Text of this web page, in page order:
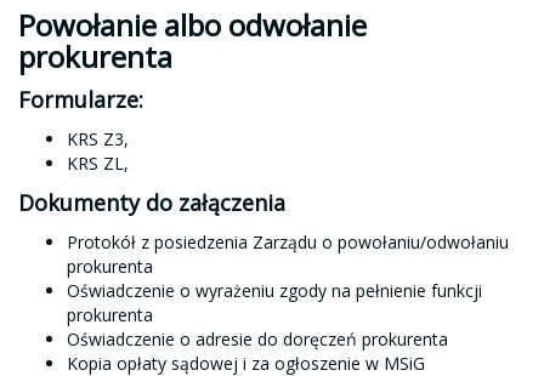
Powołanie albo odwołanie
prokurenta
Formularze:
KRS Z3,
KRS ZL,
Dokumenty do załączenia
Protokół z posiedzenia Zarządu o powołaniu/odwołaniu
prokurenta
Oświadczenie o wyrażeniu zgody na pełnienie funkcji
prokurenta
Oświadczenie o adresie do doręczeń prokurenta
Kopia opłaty sądowej i za ogłoszenie w MSiG